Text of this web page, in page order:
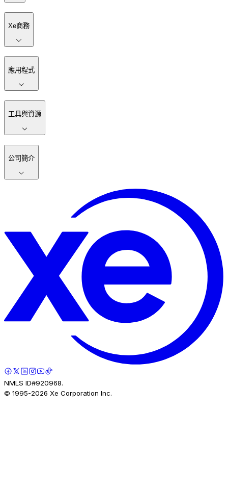
Xe商務
應用程式
工具與資源
公司簡介
NMLS ID#920968.
© 1995-2026 Xe Corporation Inc.